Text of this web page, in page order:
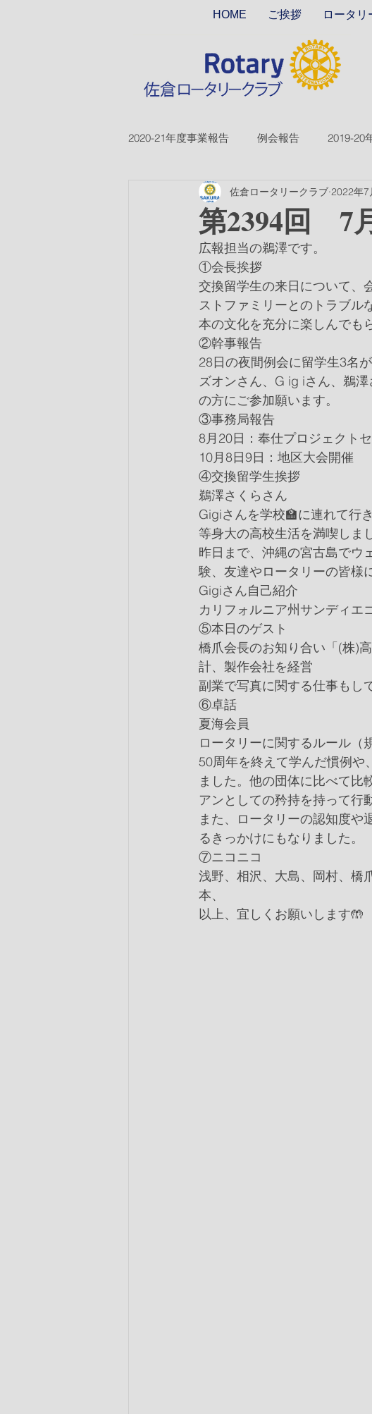
HOME ご挨拶 ロータリ
2020-21年度事業報告 例会報告 2019-20
2018-19ver2 2017-18ver2 2021-22
2026-27年度
第2394回 7
佐倉ロータリークラブ 2022年7
広報担当の鵜澤です。
①会長挨拶
交換留学生の来日について、
ストファミリーとのトラブル
本の文化を充分に楽しんでも
②幹事報告
28日の夜間例会に留学生3名が
ズオンさん、G ig iさん、鵜
の方にご参加願います。
③事務局報告
8月20日：奉仕プロジェクトセ
10月8日9日：地区大会開催
④交換留学生挨拶
鵜澤さくらさん
Gigiさんを学校🏫に連れて行
等身大の高校生活を満喫しま
昨日まで、沖縄の宮古島でウ
験、友達やロータリーの皆様
Gigiさん自己紹介
カリフォルニア州サンディエ
⑤本日のゲスト
橋爪会長のお知り合い「(株)
計、製作会社を経営
副業で写真に関する仕事もし
⑥卓話
夏海会員
ロータリーに関するルール（
50周年を終えて学んだ慣例や
ました。他の団体に比べて比
アンとしての矜持を持って行
また、ロータリーの認知度や
るきっかけにもなりました。
⑦ニコニコ
浅野、相沢、大島、岡村、橋
本、
以上、宜しくお願いします🤲